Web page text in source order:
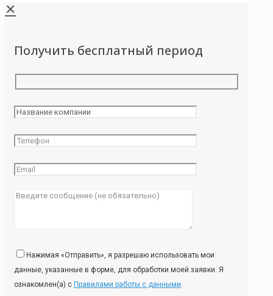
✕
Получить бесплатный период
Нажимая «Отправить», я разрешаю использовать мои
данные, указанные в форме, для обработки моей заявки. Я
ознакомлен(а) с Правилами работы с данными.